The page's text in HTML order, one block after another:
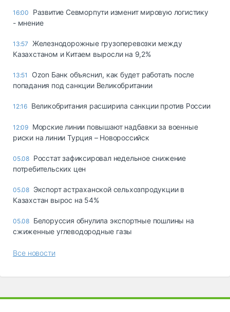
16:00
Развитие Севморпути изменит мировую логистику
- мнение
13:57
Железнодорожные грузоперевозки между
Казахстаном и Китаем выросли на 9,2%
13:51
Ozon Банк объяснил, как будет работать после
попадания под санкции Великобритании
12:16 Великобритания расширила санкции против России
12:09 Морские линии повышают надбавки за военные
риски на линии Турция – Новороссийск
05.08 Росстат зафиксировал недельное снижение
потребительских цен
05.08 Экспорт астраханской сельхозпродукции в
Казахстан вырос на 54%
05.08 Белоруссия обнулила экспортные пошлины на
сжиженные углеводородные газы
Все новости